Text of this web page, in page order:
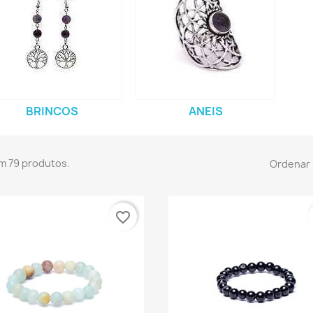
BRINCOS ANEIS
79 produtos. Ordenar
favorite_border